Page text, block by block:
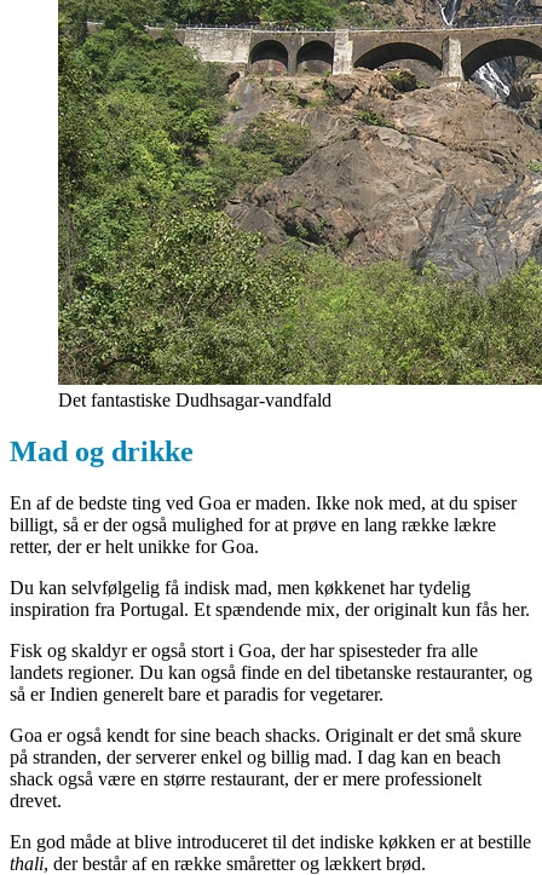
Det fantastiske Dudhsagar-vandfald
Mad og drikke
En af de bedste ting ved Goa er maden. Ikke nok med, at du spiser
billigt, så er der også mulighed for at prøve en lang række lækre
retter, der er helt unikke for Goa.
Du kan selvfølgelig få indisk mad, men køkkenet har tydelig
inspiration fra Portugal. Et spændende mix, der originalt kun fås her.
Fisk og skaldyr er også stort i Goa, der har spisesteder fra alle
landets regioner. Du kan også finde en del tibetanske restauranter, og
så er Indien generelt bare et paradis for vegetarer.
Goa er også kendt for sine beach shacks. Originalt er det små skure
på stranden, der serverer enkel og billig mad. I dag kan en beach
shack også være en større restaurant, der er mere professionelt
drevet.
En god måde at blive introduceret til det indiske køkken er at bestille
thali, der består af en række småretter og lækkert brød.